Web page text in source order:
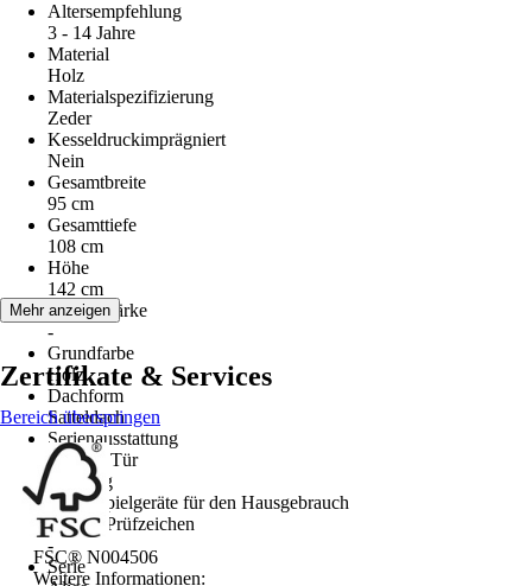
Altersempfehlung
3 - 14 Jahre
Material
Holz
Materialspezifizierung
Zeder
Kesseldruckimprägniert
Nein
Gesamtbreite
95 cm
Gesamttiefe
108 cm
Höhe
142 cm
Pfostenstärke
-
Grundfarbe
Holz
Dachform
Satteldach
Serienausstattung
Fenster, Tür
Nutzung
Gartenspielgeräte für den Hausgebrauch
Norm / Prüfzeichen
-
Serie
Mehr anzeigen
Zertifikate & Services
Bereich überspringen
FSC® N004506
Weitere Informationen: